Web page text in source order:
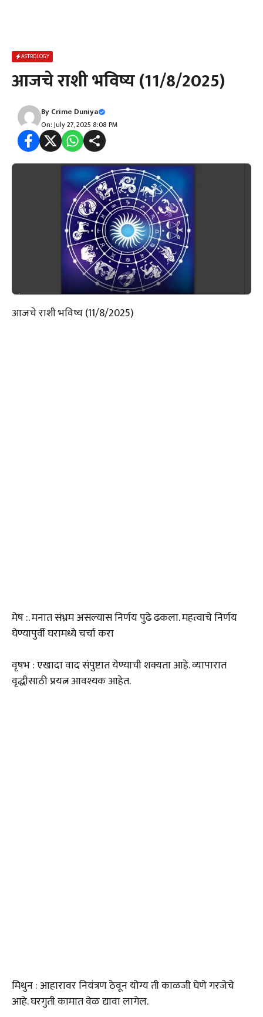
ASTROLOGY
आजचे राशी भविष्य (11/8/2025)
ByCrime Duniya
On: July 27, 2025 8:08 PM
आजचे राशी भविष्य (11/8/2025)
मेष :. मनात संभ्रम असल्यास निर्णय पुढे ढकला. महत्वाचे निर्णय
घेण्यापुर्वी घरामध्ये चर्चा करा
वृषभ : एखादा वाद संपुष्टात येण्याची शक्यता आहे. व्यापारात
वृद्धीसाठी प्रयत्न आवश्यक आहेत.
मिथुन : आहारावर नियंत्रण ठेवून योग्य ती काळजी घेणे गरजेचे
आहे. घरगुती कामात वेळ द्यावा लागेल.